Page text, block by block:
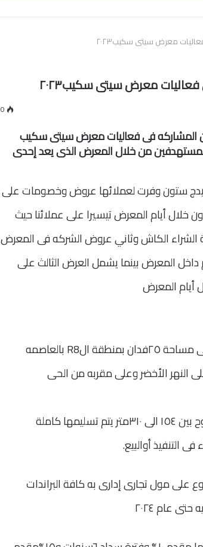
معرض سيتى سكيب٢٠٢٣
معرض سيتى سكيب٢٠٢٣
0
المشاركه فى فعاليات معرض سيتى سكيب
المستهدفين من خلال المعرض الذى يعد إحدى
ستون وفرت لعملائها عروض وخصومات على
خلال أيام المعرض تيسيرا على عملائنا حيث
الوحده فى حالة الشراء الكاش وثاني عروض الشركه فى المعرض
لأول ١٠ وحدات يتم بيعهم داخل المعرض بينما يشمل العرض الثالث على
وقال طارق زين أن مورايا هو مشروع سكنى(كمبوند) على مساحة ٢٥فدان بمنطقة الR8 بالعاصمه
النهر الأخضر وعلى مقربه من الحى
ويشتمل المشروع على ١٠٥٠ وحده سكنيه بمساحات تتراوح بين ١٥٤ الى ٣١٠متر يتم تسليمها كاملة
التنفيذ أوالبيع.
على مول تجارى إدارى به كافة البراندات